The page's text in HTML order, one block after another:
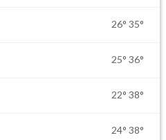
26° 35°
25° 36°
22° 38°
24° 38°